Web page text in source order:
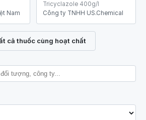
Nam
Tricyclazole 400g/l
Công ty TNHH US.Chemical
cả thuốc cùng hoạt chất